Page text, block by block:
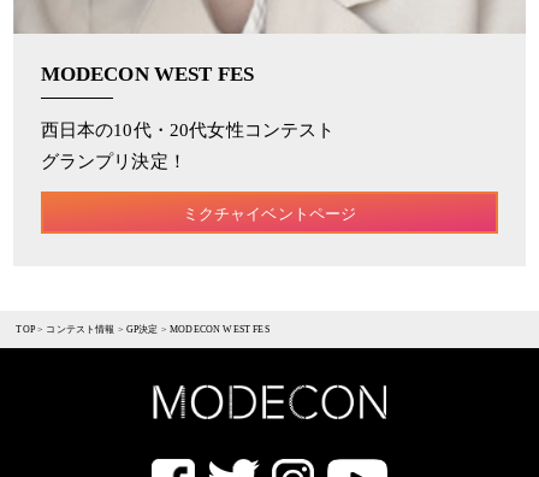
MODECON WEST FES
西日本の10代・20代女性コンテスト
グランプリ決定！
ミクチャイベントページ
TOP> コンテスト情報 >GP決定 >MODECON WEST FES